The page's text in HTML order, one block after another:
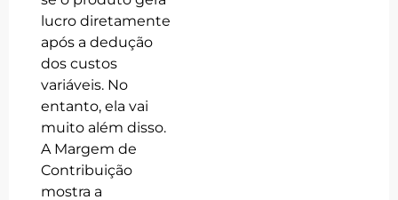
lucro diretamente
após a dedução
dos custos
variáveis. No
entanto, ela vai
muito além disso.
A Margem de
Contribuição
mostra a